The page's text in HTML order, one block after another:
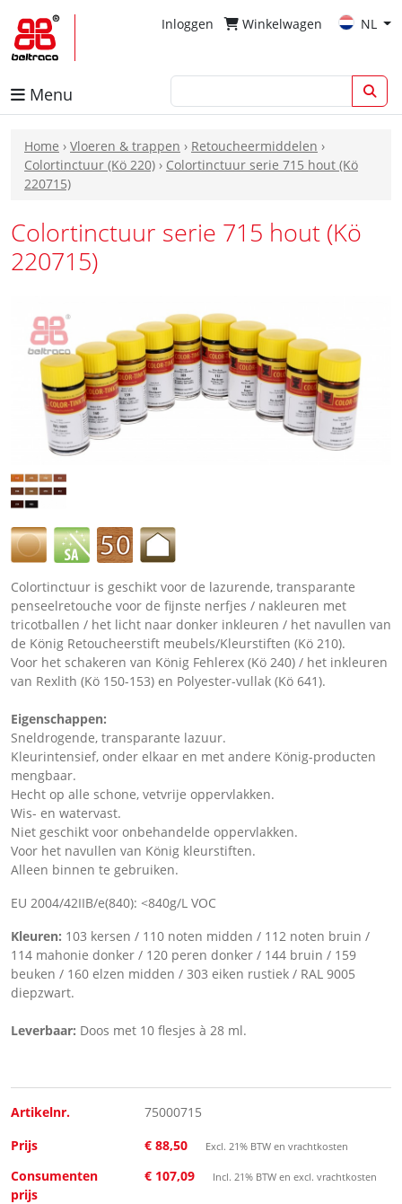
Inloggen Winkelwagen NL
Menu
Home › Vloeren & trappen › Retoucheermiddelen ›
Colortinctuur (Kö 220) › Colortinctuur serie 715 hout (Kö
220715)
Colortinctuur serie 715 hout (Kö
220715)
Colortinctuur is geschikt voor de lazurende, transparante
penseelretouche voor de fijnste nerfjes / nakleuren met
tricotballen / het licht naar donker inkleuren / het navullen van
de König Retoucheerstift meubels/Kleurstiften (Kö 210).
Voor het schakeren van König Fehlerex (Kö 240) / het inkleuren
van Rexlith (Kö 150-153) en Polyester-vullak (Kö 641).
Eigenschappen:
Sneldrogende, transparante lazuur.
Kleurintensief, onder elkaar en met andere König-producten
mengbaar.
Hecht op alle schone, vetvrije oppervlakken.
Wis- en watervast.
Niet geschikt voor onbehandelde oppervlakken.
Voor het navullen van König kleurstiften.
Alleen binnen te gebruiken.
EU 2004/42IIB/e(840): <840g/L VOC
Kleuren: 103 kersen / 110 noten midden / 112 noten bruin /
114 mahonie donker / 120 peren donker / 144 bruin / 159
beuken / 160 elzen midden / 303 eiken rustiek / RAL 9005
diepzwart.
Leverbaar: Doos met 10 flesjes à 28 ml.
Artikelnr.
75000715
Prijs
€ 88,50 Excl. 21% BTW en vrachtkosten
Consumenten
prijs
€ 107,09 Incl. 21% BTW en excl. vrachtkosten